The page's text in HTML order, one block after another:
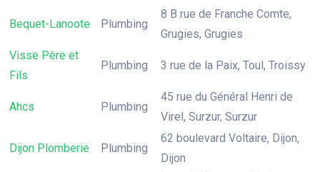
Bequet-Lanoote Plumbing
8 B rue de Franche Comte,
Grugies, Grugies
Visse Père et
Fils
Plumbing 3 rue de la Paix, Toul, Troissy
Ahcs Plumbing
45 rue du Général Henri de
Virel, Surzur, Surzur
Dijon Plomberie Plumbing
62 boulevard Voltaire, Dijon,
Dijon